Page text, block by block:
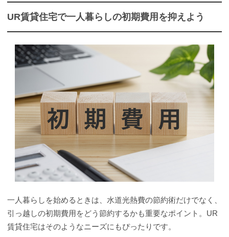
UR賃貸住宅で一人暮らしの初期費用を抑えよう
一人暮らしを始めるときは、水道光熱費の節約術だけでなく、
引っ越しの初期費用をどう節約するかも重要なポイント。UR
賃貸住宅はそのようなニーズにもぴったりです。